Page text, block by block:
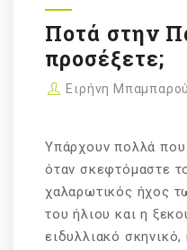
Ποτά στην
προσέξετε;
Ειρήνη
Υπάρχουν πολλά
όταν σκεφτόμαστε
χαλαρωτικός ήχος
του ήλιου και η
ειδυλλιακό